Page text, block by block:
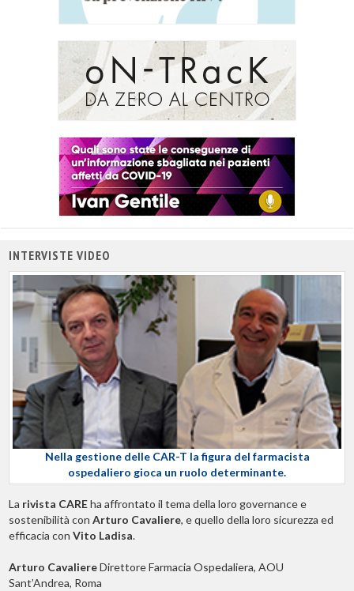
INTERVISTE VIDEO
Nella gestione delle CAR-T la figura del farmacista
ospedaliero gioca un ruolo determinante.
La rivista CAREha affrontato il tema della loro governance e
sostenibilità con Arturo Cavaliere, e quello della loro sicurezza ed
efficacia con Vito Ladisa.
Arturo CavaliereDirettore Farmacia Ospedaliera, AOU
Sant’Andrea, Roma